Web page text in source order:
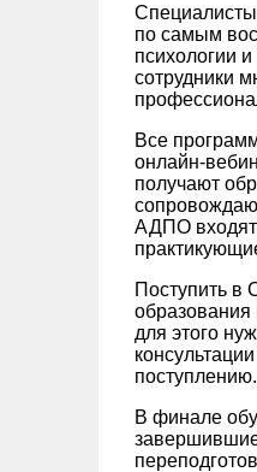
по самым
психологии
сотрудники
Все
онлайн-
получают
АДПО входят
Поступить в
образования
для этого
поступлению.
В финале